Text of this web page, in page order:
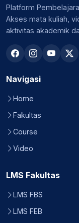
Platform
Akses mata kuliah,
aktivitas akademik
Navigasi
Home
Fakultas
Course
Video
LMS Fakultas
LMS FBS
LMS FEB